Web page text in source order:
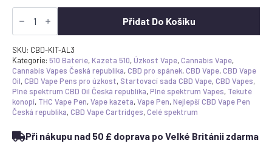
CBD
Vape
Kit
-
3x
cartridge
&
AVD
Alpha
Battery
Bundle
množství
Přidat Do Košíku
SKU: CBD-KIT-AL3
Kategorie: 510 Baterie,Kazeta 510,Úzkost Vape,Cannabis Vape,
Cannabis Vapes Česká republika,CBD pro spánek,CBD Vape,CBD Vape
Oil,CBD Vape Pens pro úzkost, Startovací sada CBD Vape,CBD Vapes,
Plné spektrum CBD Oil Česká republika,Plné spektrum Vapes, Tekuté
konopí, THC Vape Pen,Vape kazeta,Vape Pen,Nejlepší CBD Vape Pen
Česká republika,CBD Vape Cartridges,Celé spektrum
Při nákupu nad 50 £ doprava po Velké Británii zdarma